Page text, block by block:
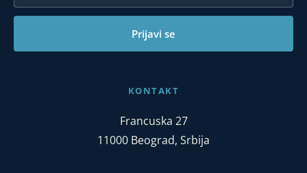
Prijavi se
KONTAKT
Francuska 27
11000 Beograd, Srbija